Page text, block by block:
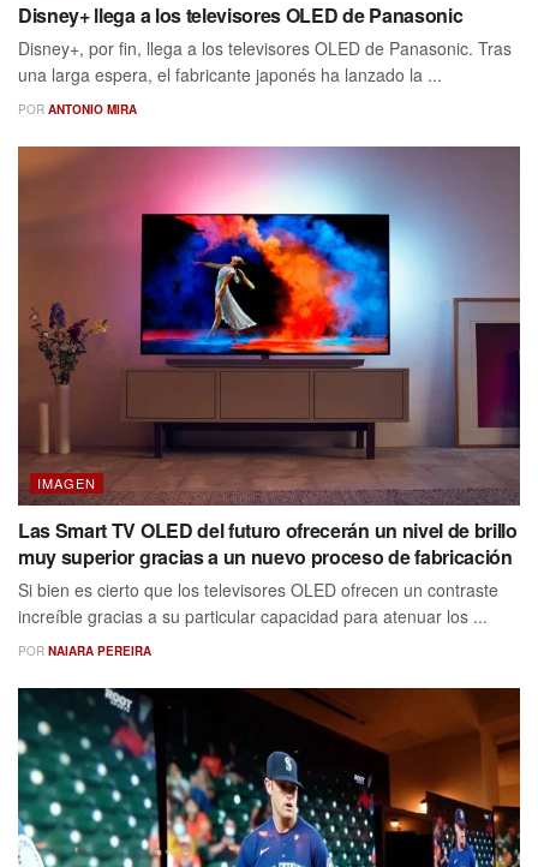
Disney+ llega a los televisores OLED de Panasonic
Disney+, por fin, llega a los televisores OLED de Panasonic. Tras
una larga espera, el fabricante japonés ha lanzado la ...
POR ANTONIO MIRA
IMAGEN
Las Smart TV OLED del futuro ofrecerán un nivel de brillo
muy superior gracias a un nuevo proceso de fabricación
Si bien es cierto que los televisores OLED ofrecen un contraste
increíble gracias a su particular capacidad para atenuar los ...
POR NAIARA PEREIRA